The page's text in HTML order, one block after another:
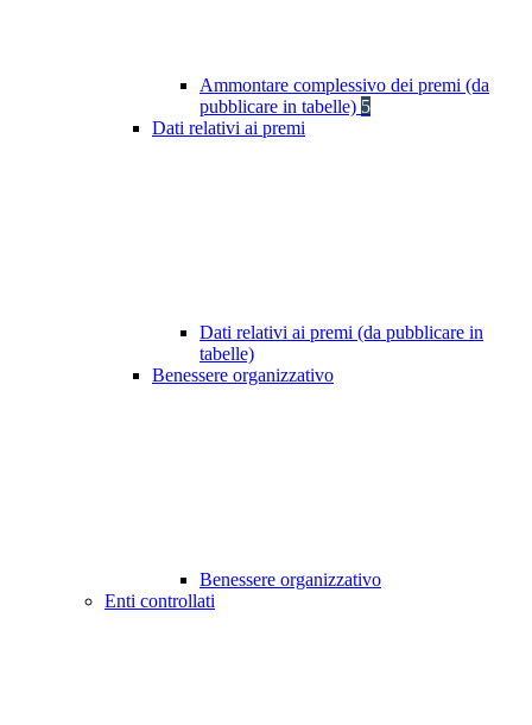
Ammontare complessivo dei premi (da
pubblicare in tabelle) 5
Dati relativi ai premi
Dati relativi ai premi (da pubblicare in
tabelle)
Benessere organizzativo
Benessere organizzativo
Enti controllati